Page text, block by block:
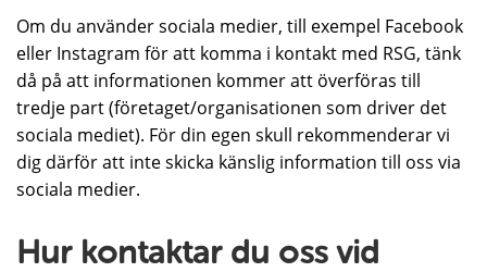
Om du använder sociala medier, till exempel Facebook
eller Instagram för att komma i kontakt med RSG, tänk
då på att informationen kommer att överföras till
tredje part (företaget/organisationen som driver det
sociala mediet). För din egen skull rekommenderar vi
dig därför att inte skicka känslig information till oss via
sociala medier.
Hur kontaktar du oss vid